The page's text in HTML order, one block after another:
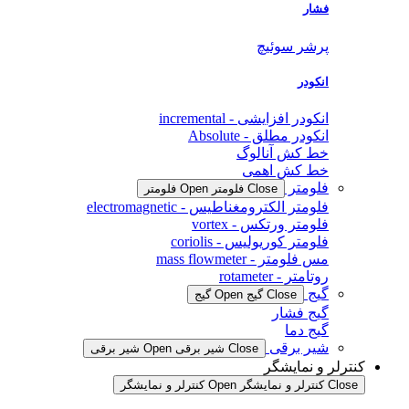
پرشر سوئیچ
انکودر افزایشی - incremental
انکودر مطلق - Absolute
خط کش آنالوگ
خط کش اهمی
فلومتر
Close فلومتر Open فلومتر
فلومتر الکترومغناطیس - electromagnetic
فلومتر ورتکس - vortex
فلومتر کوریولیس - coriolis
مس فلومتر - mass flowmeter
روتامتر - rotameter
Close گیج Open گیج
گیج فشار
شیر برقی Close شیر برقی Open شیر برقی
و نمایشگر
Open کنترلر و نمایشگر